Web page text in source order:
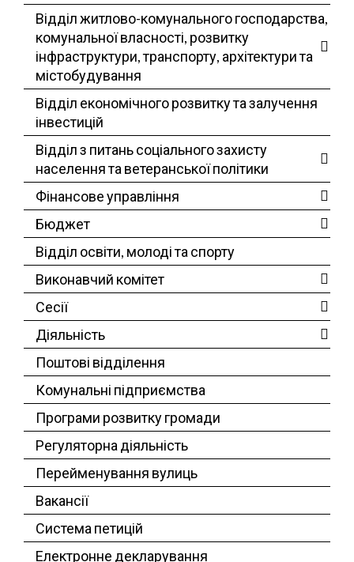
Відділ житлово-комунального господарства,
комунальної власності, розвитку
інфраструктури, транспорту, архітектури та
містобудування
Відділ економічного розвитку та залучення
інвестицій
Відділ з питань соціального захисту
населення та ветеранської політики
Фінансове управління
Бюджет
Відділ освіти, молоді та спорту
Виконавчий комітет
Сесії
Діяльність
Поштові відділення
Комунальні підприємства
Програми розвитку громади
Регуляторна діяльність
Перейменування вулиць
Вакансії
Система петицій
Електронне декларування